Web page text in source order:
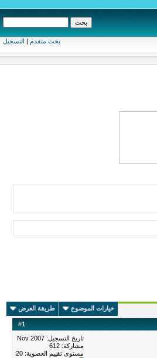
بحث متقدم | التسجيل
خيارات الموضوع طريقة العرض
#1
تاريخ التسجيل: Nov 2007
مشاركة: 612
مستوى تقييم العضوية: 20